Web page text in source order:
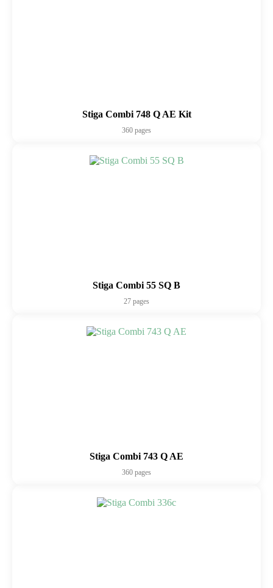
Stiga Combi 748 Q AE Kit
360 pages
Stiga Combi 55 SQ B
27 pages
Stiga Combi 743 Q AE
360 pages